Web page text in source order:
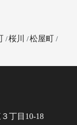
桜川
松屋町
丁目10-18